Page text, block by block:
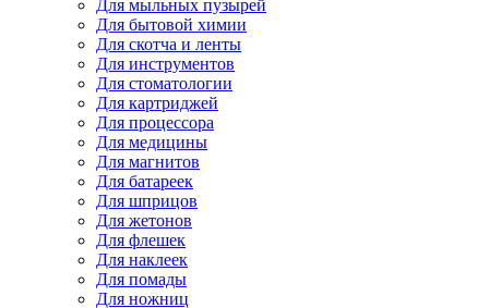
Для мыльных пузырей
Для бытовой химии
Для скотча и ленты
Для инструментов
Для стоматологии
Для картриджей
Для процессора
Для медицины
Для магнитов
Для батареек
Для шприцов
Для жетонов
Для флешек
Для наклеек
Для помады
Для ножниц